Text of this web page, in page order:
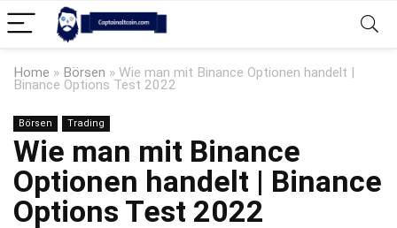
Home » Börsen » Wie man mit Binance Optionen handelt |
Binance Options Test 2022
Börsen Trading
Wie man mit Binance
Optionen handelt | Binance
Options Test 2022